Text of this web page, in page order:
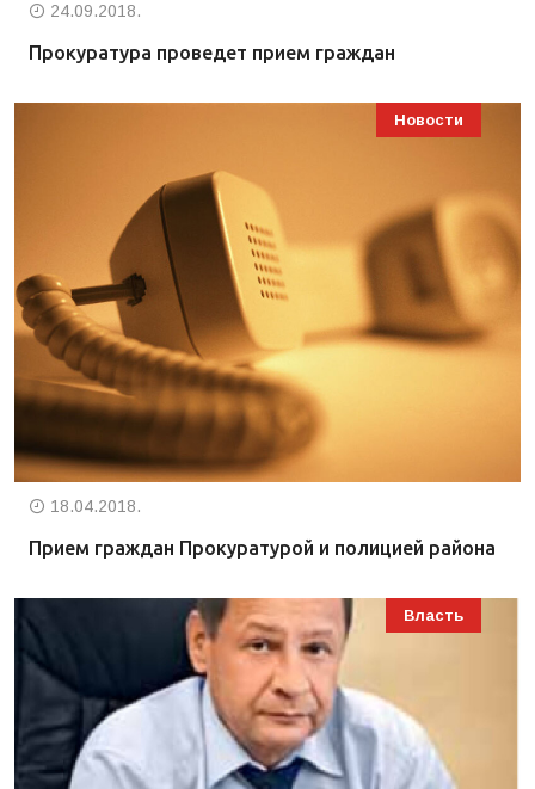
24.09.2018.
Прокуратура проведет прием граждан
Новости
18.04.2018.
Прием граждан Прокуратурой и полицией района
Власть